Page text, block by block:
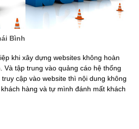
Bình
khi xây dựng websites không hoàn
Và tập trung vào quảng cáo hệ thống
cập vào website thì nội dung không
hàng và tự mình đánh mất khách